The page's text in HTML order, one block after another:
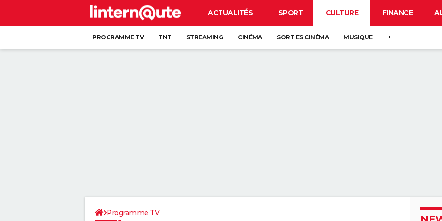
ACTUALITÉS SPORT CULTURE FINANCE
PROGRAMME TV TNT STREAMING CINÉMA SORTIES CINÉMA MUSIQUE +
Programme TV